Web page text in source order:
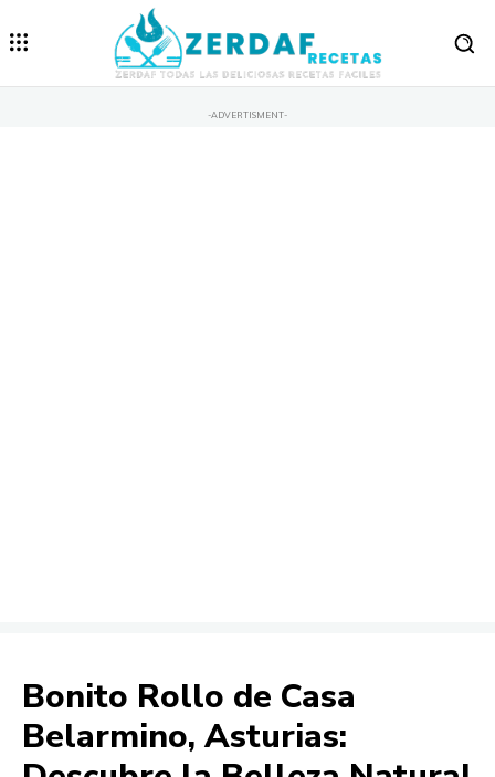
-ADVERTISMENT-
Bonito Rollo de Casa
Belarmino, Asturias: